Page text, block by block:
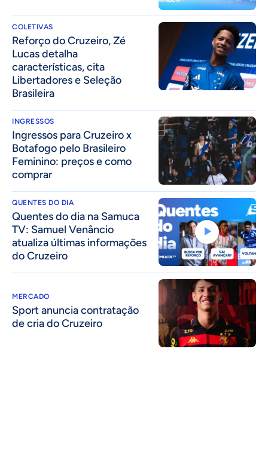
COLETIVAS
⁠Reforço do Cruzeiro, Zé
Lucas detalha
características, cita
Libertadores e Seleção
Brasileira
INGRESSOS
Ingressos para Cruzeiro x
Botafogo pelo Brasileiro
Feminino: preços e como
comprar
QUENTES DO DIA
Quentes do dia na Samuca
TV: Samuel Venâncio
atualiza últimas informações
do Cruzeiro
MERCADO
Sport anuncia contratação
de cria do Cruzeiro